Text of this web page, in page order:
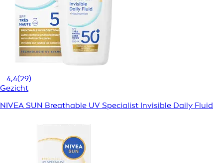
4,4(29)
Gezicht
NIVEA SUN Breathable UV Specialist Invisible Daily Fluid